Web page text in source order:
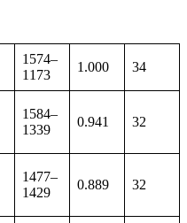
1574–
1173
1.000 34
1584–
1339
0.941 32
1477–
1429
0.889 32